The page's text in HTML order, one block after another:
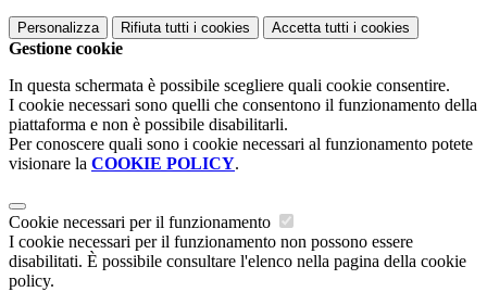
Personalizza Rifiuta tutti i cookies Accetta tutti i cookies
Gestione cookie
In questa schermata è possibile scegliere quali cookie consentire.
I cookie necessari sono quelli che consentono il funzionamento della
piattaforma e non è possibile disabilitarli.
Per conoscere quali sono i cookie necessari al funzionamento potete
visionare la COOKIE POLICY.
Cookie necessari per il funzionamento
I cookie necessari per il funzionamento non possono essere
disabilitati. È possibile consultare l'elenco nella pagina della cookie
policy.